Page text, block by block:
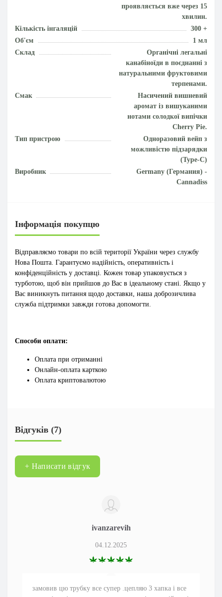
проявляється вже через 15
хвилин.
Кількість інгаляцій
300 +
Об'єм
1 мл
Склад
Органічні легальні
канабіноїди в поєднанні з
натуральними фруктовими
терпенами.
Смак
Насичений вишневий
аромат із вишуканими
нотами солодкої випічки
Cherry Pie.
Тип пристрою
Одноразовий вейп з
можливістю підзарядки
(Type-C)
Виробник
Germany (Германия) -
Cannadiss
Інформація покупцю
Відправляємо товари по всій території України через службу
Нова Пошта. Гарантуємо надійність, оперативність і
конфіденційність у доставці. Кожен товар упаковується з
турботою, щоб він прийшов до Вас в ідеальному стані. Якщо у
Вас виникнуть питання щодо доставки, наша доброзичлива
служба підтримки завжди готова допомогти.
Способи оплати:
Оплата при отриманні
Онлайн-оплата карткою
Оплата криптовалютою
Відгуків (7)
+ Написати відгук
ivanzarevih
04.12.2025
замовив цю трубку все супер .цепляю 3 хапка і все